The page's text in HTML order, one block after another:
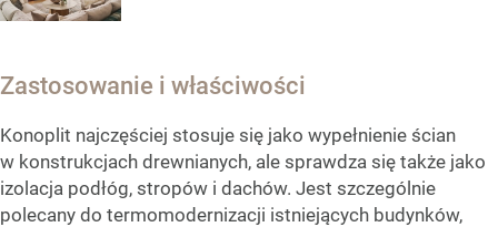
Zastosowanie i właściwości
Konoplit najczęściej stosuje się jako wypełnienie ścian
w konstrukcjach drewnianych, ale sprawdza się także jako
izolacja podłóg, stropów i dachów. Jest szczególnie
polecany do termomodernizacji istniejących budynków,